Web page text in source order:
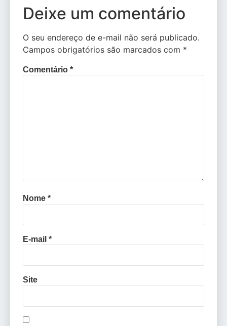
Deixe um comentário
O seu endereço de e-mail não será publicado.
Campos obrigatórios são marcados com *
Comentário *
Nome *
E-mail *
Site